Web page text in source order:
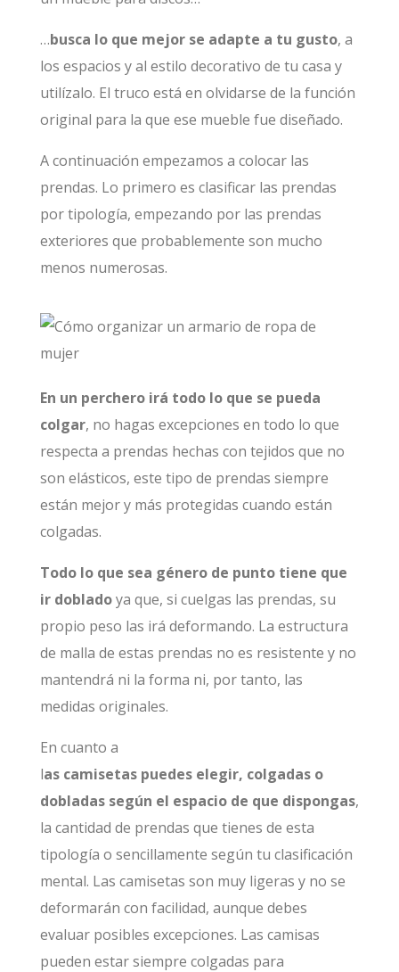
…busca lo que mejor se adapte a tu gusto, a
los espacios y al estilo decorativo de tu casa y
utilízalo. El truco está en olvidarse de la función
original para la que ese mueble fue diseñado.
A continuación empezamos a colocar las
prendas. Lo primero es clasificar las prendas
por tipología, empezando por las prendas
exteriores que probablemente son mucho
menos numerosas.
En un perchero irá todo lo que se pueda
colgar, no hagas excepciones en todo lo que
respecta a prendas hechas con tejidos que no
son elásticos, este tipo de prendas siempre
están mejor y más protegidas cuando están
colgadas.
Todo lo que sea género de punto tiene que
ir dobladoya que, si cuelgas las prendas, su
propio peso las irá deformando. La estructura
de malla de estas prendas no es resistente y no
mantendrá ni la forma ni, por tanto, las
medidas originales.
En cuanto a
las camisetas puedes elegir, colgadas o
dobladas según el espacio de que dispongas,
la cantidad de prendas que tienes de esta
tipología o sencillamente según tu clasificación
mental. Las camisetas son muy ligeras y no se
deformarán con facilidad, aunque debes
evaluar posibles excepciones. Las camisas
pueden estar siempre colgadas para